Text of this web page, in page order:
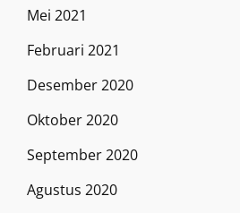
Mei 2021
Februari 2021
Desember 2020
Oktober 2020
September 2020
Agustus 2020